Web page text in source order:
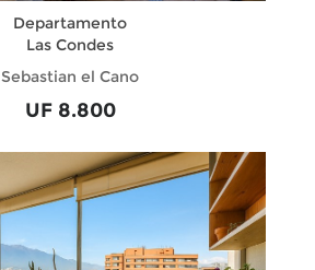
Departamento
Las Condes
Sebastian el Cano
UF 8.800